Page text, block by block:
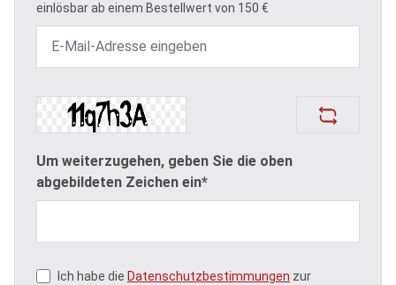
einlösbar ab einem Bestellwert von 150 €
Um weiterzugehen, geben Sie die oben
abgebildeten Zeichen ein*
Ich habe die Datenschutzbestimmungen zur